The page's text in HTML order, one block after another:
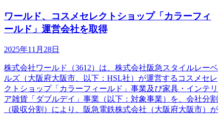
ワールド、コスメセレクトショップ「カラーフィ
ールド」運営会社を取得
2025年11月28日
株式会社ワールド（3612）は、株式会社阪急スタイルレーベ
ルズ（大阪府大阪市、以下：HSL社）が運営するコスメセレ
クトショップ「カラーフィールド」事業及び家具・インテリ
ア雑貨「ダブルデイ」事業（以下：対象事業）を、会社分割
（吸収分割）により、阪急電鉄株式会社（大阪府大阪市）が